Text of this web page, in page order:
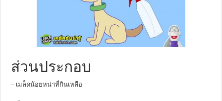
ส่วนประกอบ
– เมล็ดน้อยหน่าที่กินเหลือ